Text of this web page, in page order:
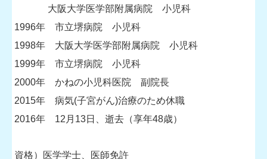
大阪大学医学部附属病院 小児科
1996年 市立堺病院 小児科
1998年 大阪大学医学部附属病院 小児科
1999年 市立堺病院 小児科
2000年 かねの小児科医院 副院長
2015年 病気(子宮がん)治療のため休職
2016年 12月13日、逝去（享年48歳）
資格）医学学士、医師免許